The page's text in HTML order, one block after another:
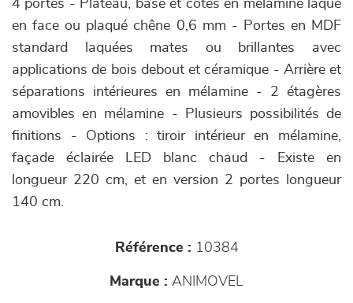
4 portes - Plateau, base et côtés en mélamine laqué
en face ou plaqué chêne 0,6 mm - Portes en MDF
standard laquées mates ou brillantes avec
applications de bois debout et céramique - Arrière et
séparations intérieures en mélamine - 2 étagères
amovibles en mélamine - Plusieurs possibilités de
finitions - Options : tiroir intérieur en mélamine,
façade éclairée LED blanc chaud - Existe en
longueur 220 cm, et en version 2 portes longueur
140 cm.
Référence : 10384
Marque : ANIMOVEL